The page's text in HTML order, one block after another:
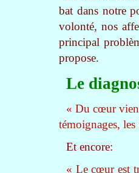
bat dans notre
volonté, nos
principal
propose.
Le
« Du cœur
témoignages,
Et encore:
« Le cœur est